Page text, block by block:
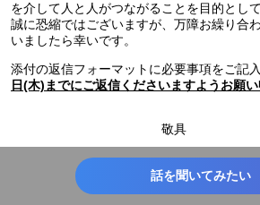
を介して人と人がつながることを目的とし
誠に恐縮ではございますが、万障お繰り合
いましたら幸いです。
添付の返信フォーマットに必要事項をご記入
日(木)までにご返信くださいますようお願
敬具
話を聞いてみたい